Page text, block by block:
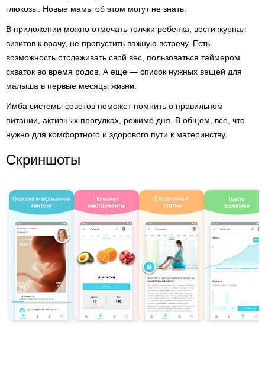
глюкозы. Новые мамы об этом могут не знать.
В приложении можно отмечать толчки ребенка, вести журнал
визитов к врачу, не пропустить важную встречу. Есть
возможность отслеживать свой вес, пользоваться таймером
схваток во время родов. А еще — список нужных вещей для
малыша в первые месяцы жизни.
Имба системы советов поможет помнить о правильном
питании, активных прогулках, режиме дня. В общем, все, что
нужно для комфортного и здорового пути к материнству.
Скриншоты